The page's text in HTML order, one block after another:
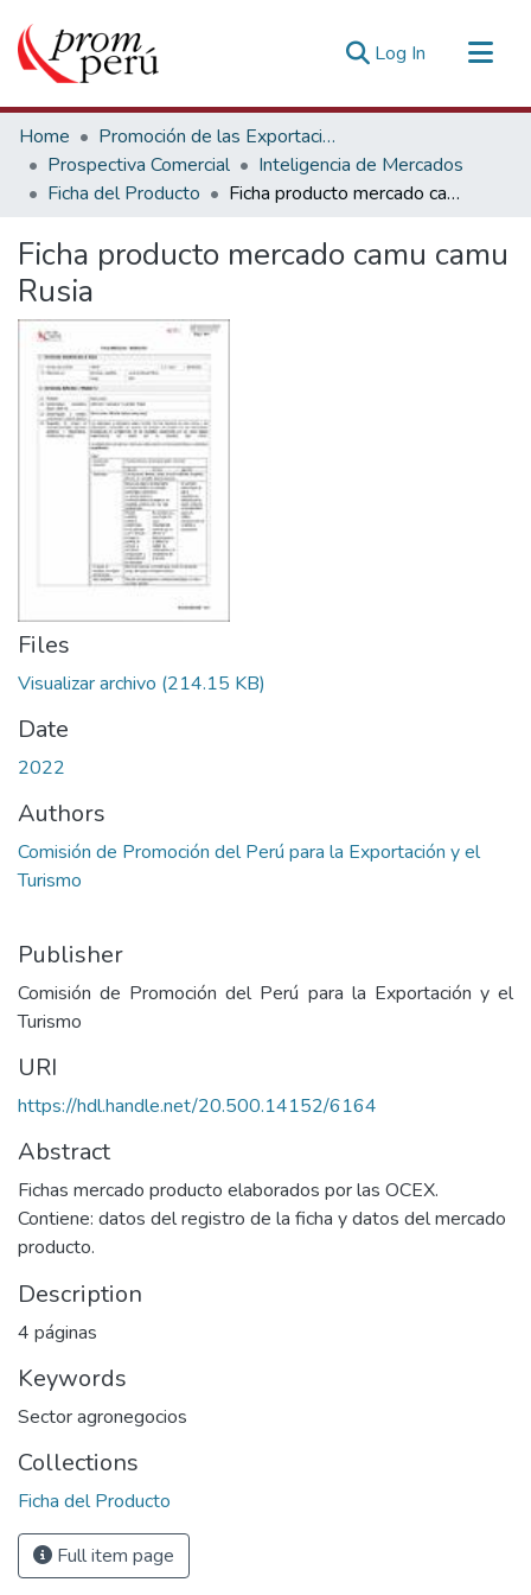
Log In (current)
Communities & Collections
All of DSpace
Statistics
Home
Promoción de las Exportaciones
Prospectiva Comercial
Inteligencia de Mercados
Ficha del Producto
Ficha producto mercado camu camu Rusia
Ficha producto mercado camu camu
Rusia
Files
Visualizar archivo (214.15 KB)
Date
2022
Authors
Comisión de Promoción del Perú para la Exportación y el
Turismo
Publisher
Comisión de Promoción del Perú para la Exportación y el
Turismo
URI
https://hdl.handle.net/20.500.14152/6164
Abstract
Fichas mercado producto elaborados por las OCEX.
Contiene: datos del registro de la ficha y datos del mercado
producto.
Description
4 páginas
Keywords
Sector agronegocios
Collections
Ficha del Producto
Full item page